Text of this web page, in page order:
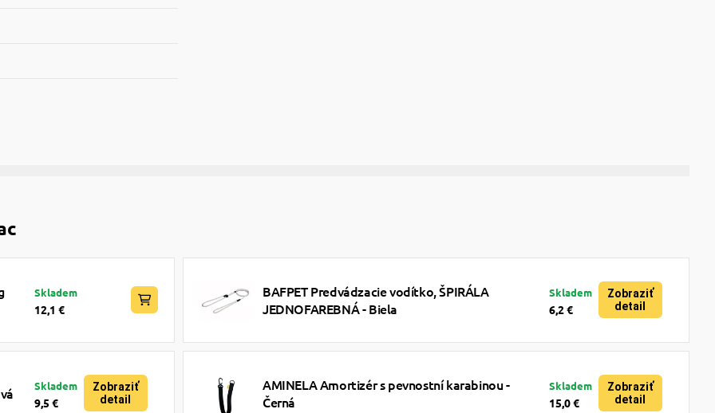
Skladem
12,1 €
BAFPET Predvádzacie vodítko, ŠPIRÁLA
JEDNOFAREBNÁ - Biela
Skladem
6,2 €
Zobraziť
detail
Skladem
9,5 €
Zobraziť
detail
AMINELA Amortizér s pevnostní karabinou -
Černá
Skladem
15,0 €
Zobraziť
detail